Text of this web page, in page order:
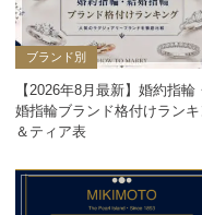
ブランド別
【2026年8月最新】婚約指輪
婚指輪ブランド格付けラン
＆ティア表